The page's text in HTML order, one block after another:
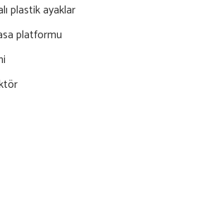
plastik ayaklar
platformu